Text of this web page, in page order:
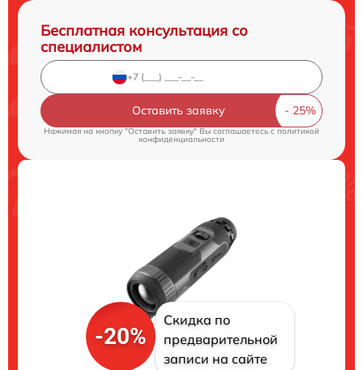
Бесплатная консультация со
специалистом
Оставить заявку
Нажимая на кнопку "Оставить заявку" Вы соглашаетесь cполитикой
конфиденциальности
-20%
Скидка по
предварительной
записи на сайте